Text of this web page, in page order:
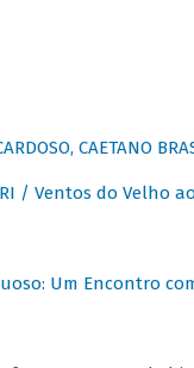
CAETANO
/ Ventos do Velho
Um Encontro